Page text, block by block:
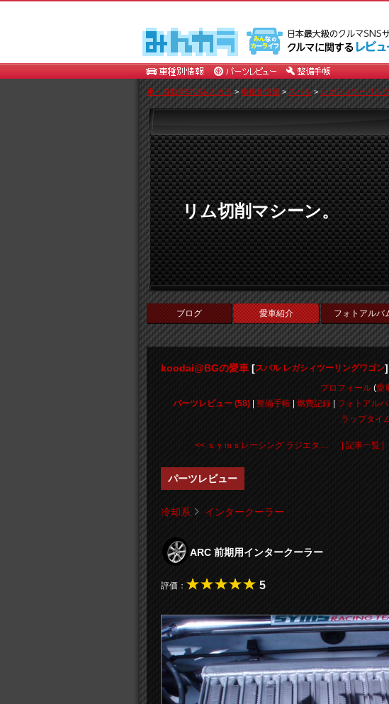
車・自動車SNSみんカラ > 車種別情報> スバル>レガシィツーリン
リム切削マシーン。
ブログ 愛車紹介 フォトアルバ
koodai@BGの愛車 [スバル レガシィツーリングワゴン]
プロフィール(愛
パーツレビュー (58)| 整備手帳| 燃費記録| フォトアル
ラップタイ
<< ｓｙｍｓレーシング ラジエタ ... | 記事一覧 |
パーツレビュー
冷却系 インタークーラー
ARC 前期用インタークーラー
評価： 5